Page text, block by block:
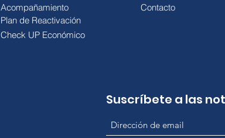
Acompañamiento
Plan de Reactivación
Contacto
Check UP Económico
Suscríbete a las